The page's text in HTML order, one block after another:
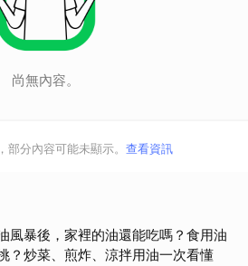
尚無內容。
分內容可能未顯示。 查看資訊
風暴後，家裡的油還能吃嗎？食用油
？炒菜、煎炸、涼拌用油一次看懂